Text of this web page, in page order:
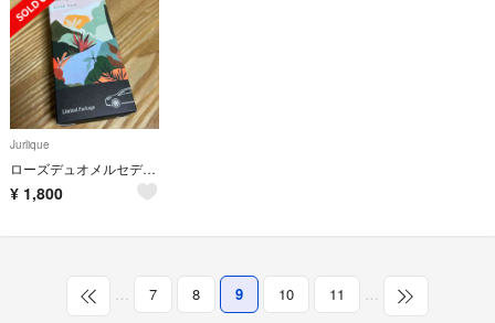
Jurlique
ローズデュオメルセデスベンツ特別パッケージ
¥ 1,800
… 7 8 9 10 11 …